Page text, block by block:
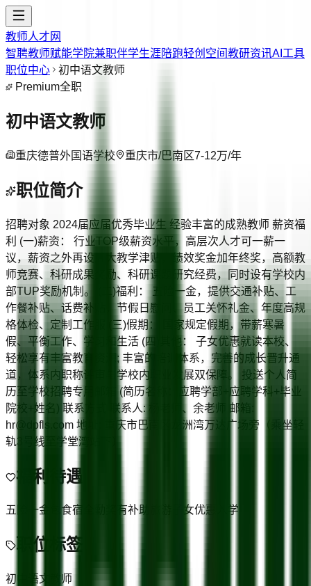
教师人才网
智聘教师赋能学院兼职伴学生涯陪跑轻创空间教研资讯AI工具
职位中心
初中语文教师
Premium全职
初中语文教师
重庆德普外国语学校 重庆市/巴南区7-12万/年
职位简介
招聘对象 2024届应届优秀毕业生 经验丰富的成熟教师 薪资福
利 (一)薪资： 行业TOP级薪资水平，高层次人才可一薪一
议，薪资之外再设五大教学津贴，绩效奖金加年终奖，高额教
师竞赛、科研成果奖励、科研课题研究经费，同时设有学校内
部TUP奖励机制。 (二)福利： 五险一金，提供交通补贴、工
作餐补贴、话费补贴，节假日慰问、员工关怀礼金、年度高规
格体检、定制工作服 (三)假期： 国家规定假期，带薪寒暑
假、平衡工作、学习和生活 (四)其他： 子女优惠就读本校、
轻松享有丰富教育资源; 丰富的培训体系，完善的成长晋升通
道，体系内职称评审与学校内职业发展双保障。 投送个人简
历至学校招聘专用邮箱 (简历名称：应聘学部+应聘学科+毕业
院校+姓名) 联系方式 联系人: 杨老师、余老师 邮箱:
hr@dpfls.com 地址: 重庆市巴南区龙洲湾万达广场旁（乘坐轻
轨3号线至学堂湾站下）
福利待遇
五险一金 包食宿 有补助 子女优惠入学
职位标签
初中语文教师